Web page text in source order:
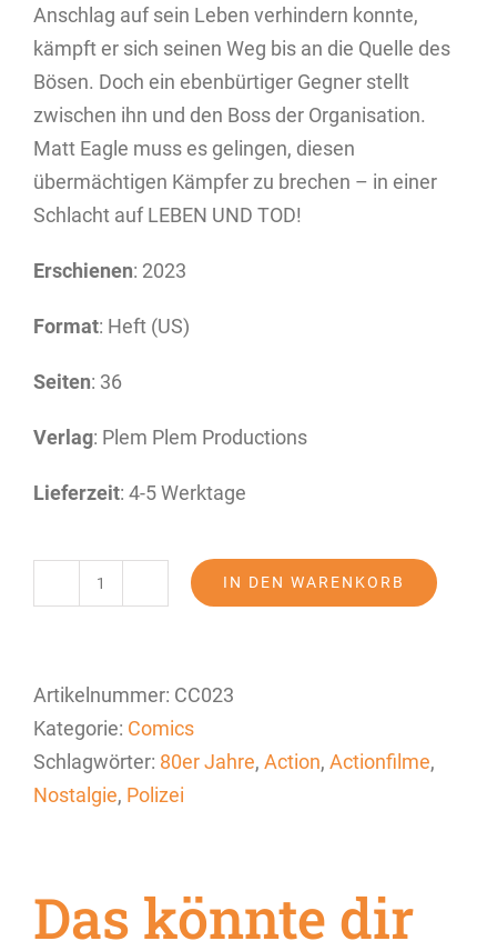
Anschlag auf sein Leben verhindern konnte,
kämpft er sich seinen Weg bis an die Quelle des
Bösen. Doch ein ebenbürtiger Gegner stellt
zwischen ihn und den Boss der Organisation.
Matt Eagle muss es gelingen, diesen
übermächtigen Kämpfer zu brechen – in einer
Schlacht auf LEBEN UND TOD!
Erschienen: 2023
Format: Heft (US)
Seiten: 36
Verlag: Plem Plem Productions
Lieferzeit: 4-5 Werktage
Menge
IN DEN WARENKORB
Artikelnummer: CC023
Kategorie: Comics
Schlagwörter: 80er Jahre, Action, Actionfilme,
Nostalgie, Polizei
Das könnte dir